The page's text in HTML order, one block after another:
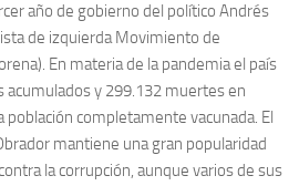
año de gobierno del político Andrés
de izquierda Movimiento de
En materia de la pandemia el país
acumulados y 299.132 muertes en
población completamente vacunada. El
mantiene una gran popularidad
la corrupción, aunque varios de sus